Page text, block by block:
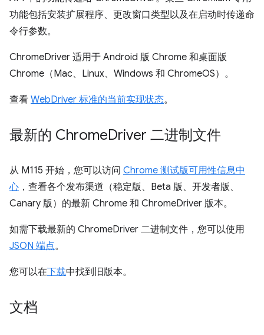
功能包括安装扩展程序、更改窗口类型以及在启动时传递命
令行参数。
ChromeDriver 适用于 Android 版 Chrome 和桌面版
Chrome（Mac、Linux、Windows 和 ChromeOS）。
查看 WebDriver 标准的当前实现状态。
最新的 ChromeDriver 二进制文件
从 M115 开始，您可以访问 Chrome 测试版可用性信息中
心 ，查看各个发布渠道（稳定版、Beta 版、开发者版、
Canary 版）的最新 Chrome 和 ChromeDriver 版本。
如需下载最新的 ChromeDriver 二进制文件，您可以使用
JSON 端点。
您可以在下载中找到旧版本。
文档